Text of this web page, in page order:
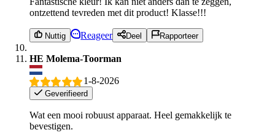
ontzettend tevreden met dit product! Klasse!!!
Nuttig Reageer Deel Rapporteer
HE Molema-Toorman
1-8-2026
Geverifieerd
Wat een mooi robuust apparaat. Heel gemakkelijk te
bevestigen.